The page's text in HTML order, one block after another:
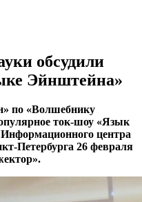
обсудили
Эйнштейна»
по «Волшебнику
ток-шоу «Язык
центра
Петербурга 26 февраля